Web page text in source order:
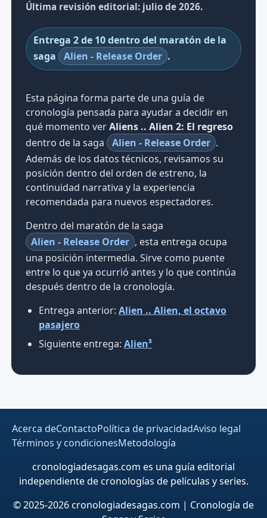
Última revisión editorial: julio de 2026.
Entrega 2 de 10 dentro del maratón de la
saga
Alien - Release Order .
Esta página forma parte de una guía de
cronología pensada para ayudar a decidir en
qué momento verAliens .. Alien 2: El regreso
dentro de la saga
Alien - Release Order .
Además de los datos técnicos, revisamos su
posición dentro del orden de estreno, la
continuidad narrativa y la experiencia
recomendada para nuevos espectadores.
Dentro del maratón de la saga
Alien - Release Order , esta entrega ocupa
una posición intermedia. Sirve como puente
entre lo que ya ocurrió antes y lo que continúa
después dentro de la cronología.
Entrega anterior: Alien .. Alien, el octavo
pasajero
Siguiente entrega: Alien³
Acerca deContactoPolítica de privacidadAviso legal
Términos y condicionesMetodología
cronologiadesagas.com es una guía editorial
independiente de cronologías de películas y series.
© 2025-2026 cronologiadesagas.com | Cronología de